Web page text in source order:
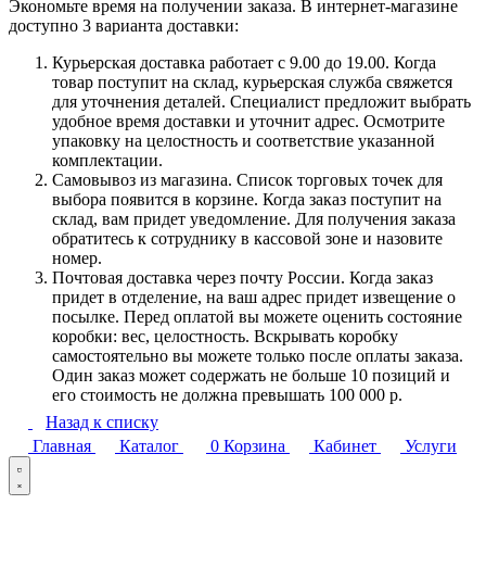
Экономьте время на получении заказа. В интернет-магазине
доступно 3 варианта доставки:
Курьерская доставка работает с 9.00 до 19.00. Когда
товар поступит на склад, курьерская служба свяжется
для уточнения деталей. Специалист предложит выбрать
удобное время доставки и уточнит адрес. Осмотрите
упаковку на целостность и соответствие указанной
комплектации.
Самовывоз из магазина. Список торговых точек для
выбора появится в корзине. Когда заказ поступит на
склад, вам придет уведомление. Для получения заказа
обратитесь к сотруднику в кассовой зоне и назовите
номер.
Почтовая доставка через почту России. Когда заказ
придет в отделение, на ваш адрес придет извещение о
посылке. Перед оплатой вы можете оценить состояние
коробки: вес, целостность. Вскрывать коробку
самостоятельно вы можете только после оплаты заказа.
Один заказ может содержать не больше 10 позиций и
его стоимость не должна превышать 100 000 р.
Назад к списку
Главная
Каталог 0 Корзина Кабинет Услуги